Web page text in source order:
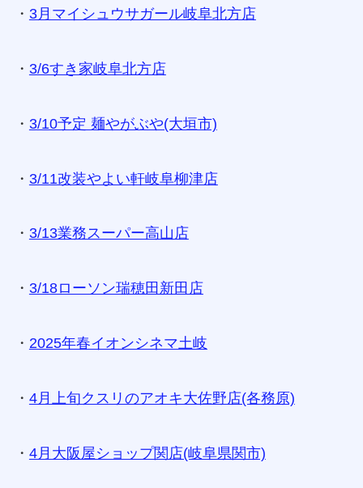
・ 3月マイシュウサガール岐阜北方店
・ 3/6すき家岐阜北方店
・ 3/10予定 麺やがぶや(大垣市)
・ 3/11改装やよい軒岐阜柳津店
・ 3/13業務スーパー高山店
・ 3/18ローソン瑞穂田新田店
・ 2025年春イオンシネマ土岐
・ 4月上旬クスリのアオキ大佐野店(各務原)
・ 4月大阪屋ショップ関店(岐阜県関市)